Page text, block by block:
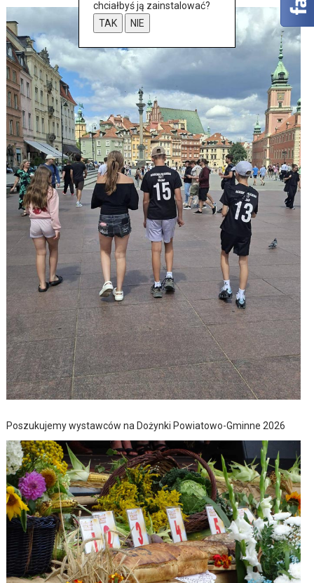
Poszukujemy wystawców na Dożynki Powiatowo-Gminne 2026
chciałbyś ją zainstalować?
TAK
NIE